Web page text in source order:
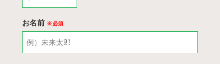
お名前 ※必須